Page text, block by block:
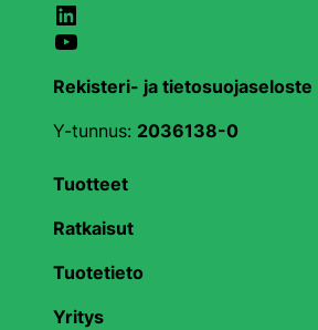
LinkedIn
YouTube
Rekisteri- ja tietosuojaseloste
Y-tunnus: 2036138-0
Tuotteet
Ratkaisut
Tuotetieto
Yritys